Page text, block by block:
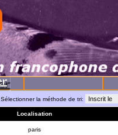
Sélectionner la méthode de tri:
Localisation
paris